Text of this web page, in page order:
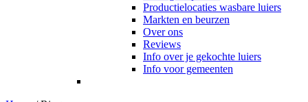
Productielocaties wasbare luiers
Markten en beurzen
Over ons
Reviews
Info over je gekochte luiers
Info voor gemeenten